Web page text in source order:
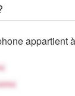
appartient à